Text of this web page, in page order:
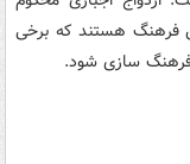
فرهنگ هستند که برخی
فرهنگ سازی شود.